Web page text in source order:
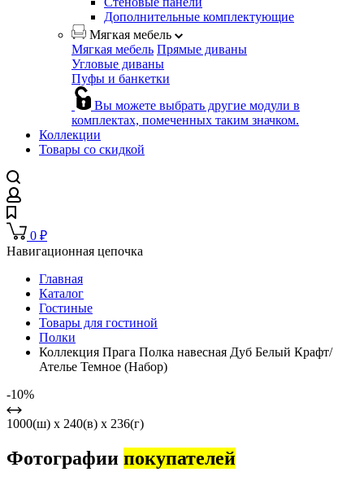
Дополнительные комплектующие
Мягкая мебель
Мягкая мебель Прямые диваны
Угловые диваны
Пуфы и банкетки
Вы можете выбрать другие модули в
комплектах, помеченных таким значком.
Коллекции
Товары со скидкой
0 ₽
Навигационная цепочка
Главная
Каталог
Гостиные
Товары для гостиной
Полки
Коллекция Прага Полка навесная Дуб Белый Крафт/
Ателье Темное (Набор)
-10%
1000(ш) x 240(в) x 236(г)
Фотографии покупателей